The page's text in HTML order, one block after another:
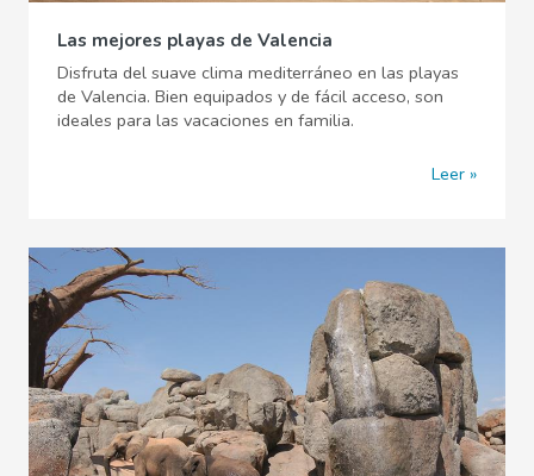
Las mejores playas de Valencia
Disfruta del suave clima mediterráneo en las playas
de Valencia. Bien equipados y de fácil acceso, son
ideales para las vacaciones en familia.
Leer